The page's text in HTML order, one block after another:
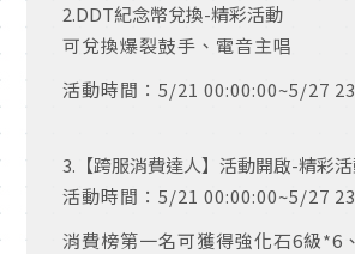
2.DDT紀念幣兌換-精彩活動
可兌換爆裂鼓手、電音主唱
活動時間：5/21 00:00:00~5/27
3.【跨服消費達人】活動開啟-精彩
活動時間：5/21 00:00:00~5/27
消費榜第一名可獲得強化石6級*6